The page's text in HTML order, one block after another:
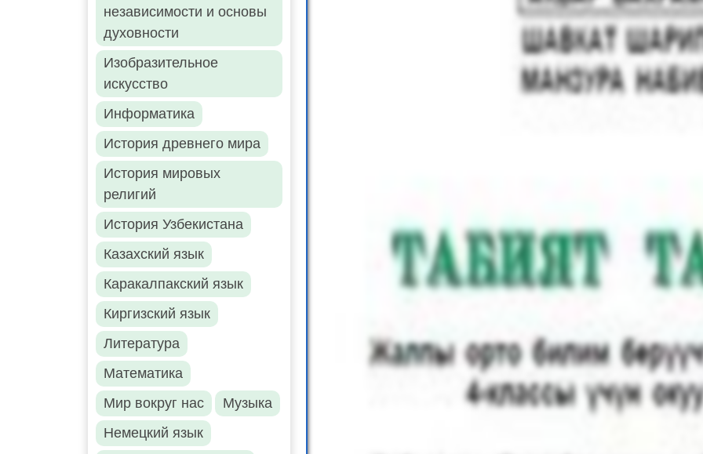
независимости и основы
духовности
Изобразительное
искусство
Информатика
История древнего мира
История мировых
религий
История Узбекистана
Казахский язык
Каракалпакский язык
Киргизский язык
Литература
Математика
Мир вокруг нас
Музыка
Немецкий язык